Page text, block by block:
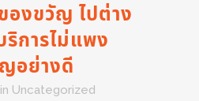
องขวัญ ไปต่าง
ริการไม่แพง
อย่างดี
in Uncategorized